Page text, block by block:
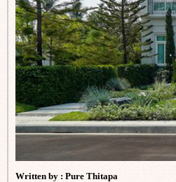
Written by : Pure Thitapa